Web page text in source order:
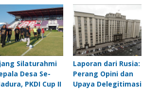
Silaturahmi
Desa Se-
PKDI Cup II
Laporan dari Rusia:
Perang Opini dan
Upaya Delegitimasi